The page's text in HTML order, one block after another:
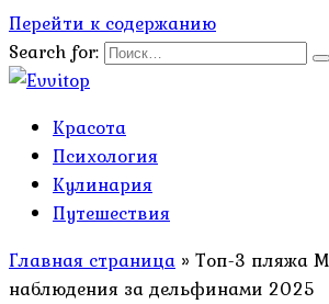
Перейти к содержанию
Search for:
Красота
Психология
Кулинария
Путешествия
Главная страница » Топ-3 пляжа
наблюдения за дельфинами 2025